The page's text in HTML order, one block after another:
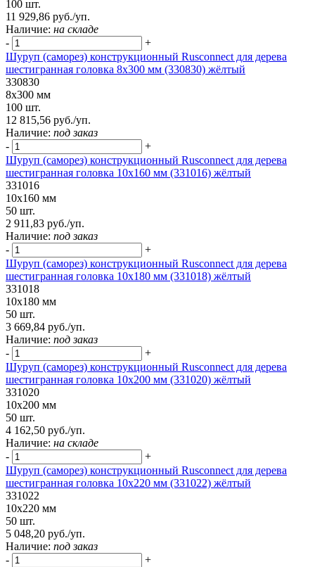
100 шт.
11 929,86 руб./уп.
Наличие: на складе
-
+
Шуруп (саморез) конструкционный Rusconnect для дерева
шестигранная головка 8х300 мм (330830) жёлтый
330830
8х300 мм
100 шт.
12 815,56 руб./уп.
Наличие: под заказ
-
+
Шуруп (саморез) конструкционный Rusconnect для дерева
шестигранная головка 10х160 мм (331016) жёлтый
331016
10х160 мм
50 шт.
2 911,83 руб./уп.
Наличие: под заказ
-
+
Шуруп (саморез) конструкционный Rusconnect для дерева
шестигранная головка 10х180 мм (331018) жёлтый
331018
10х180 мм
50 шт.
3 669,84 руб./уп.
Наличие: под заказ
-
+
Шуруп (саморез) конструкционный Rusconnect для дерева
шестигранная головка 10х200 мм (331020) жёлтый
331020
10х200 мм
50 шт.
4 162,50 руб./уп.
Наличие: на складе
-
+
Шуруп (саморез) конструкционный Rusconnect для дерева
шестигранная головка 10х220 мм (331022) жёлтый
331022
10х220 мм
50 шт.
5 048,20 руб./уп.
Наличие: под заказ
-
+